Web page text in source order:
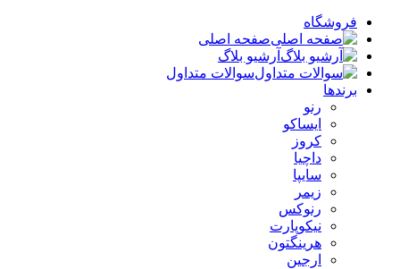
فروشگاه
صفحه اصلی
آرشیو بلاگ
سوالات متداول
برندها
رنو
ایساکو
کروز
داچیا
سایپا
زیمر
رنوکس
نیکوپارت
هرینگتون
ارجین